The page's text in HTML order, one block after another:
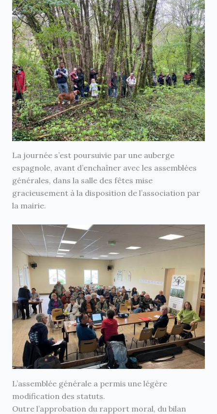
La journée s’est poursuivie par une auberge
espagnole, avant d’enchaîner avec les assemblées
générales, dans la salle des fêtes mise
gracieusement à la disposition de l’association par
la mairie.
L’assemblée générale a permis une légère
modification des statuts.
Outre l’approbation du rapport moral, du bilan